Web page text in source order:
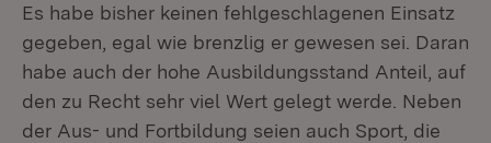
Es habe bisher keinen fehlgeschlagenen Einsatz
gegeben, egal wie brenzlig er gewesen sei. Daran
habe auch der hohe Ausbildungsstand Anteil, auf
den zu Recht sehr viel Wert gelegt werde. Neben
der Aus- und Fortbildung seien auch Sport, die